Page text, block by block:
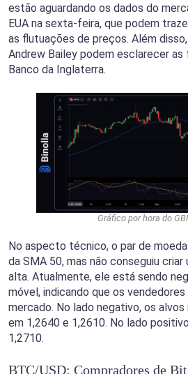
estão aguardando os dados do
EUA na sexta-feira, que podem
as flutuações de preços. Além
Andrew Bailey podem esclarecer
Banco da Inglaterra.
Gráfico por hora do
No aspecto técnico, o par de
da SMA 50, mas não conseguiu
alta. Atualmente, ele está sendo
móvel, indicando que os
mercado. No lado negativo, os
em 1,2640 e 1,2610. No lado
1,2710.
BTC/USD: Compradores de